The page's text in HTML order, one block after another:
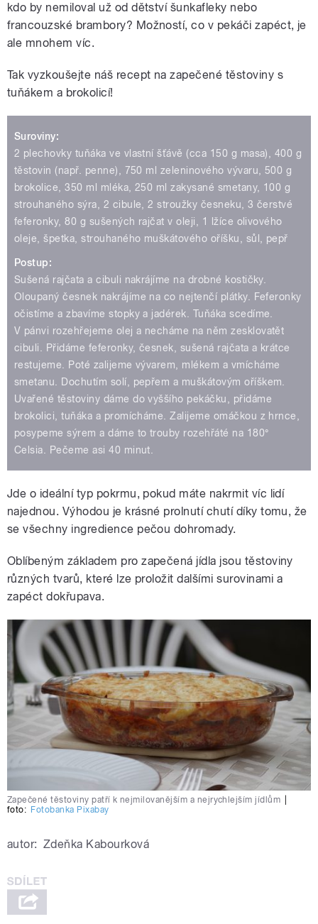
kdo by nemiloval už od dětství šunkafleky nebo
francouzské brambory? Možností, co v pekáči zapéct, je
ale mnohem víc.
Tak vyzkoušejte náš recept na zapečené těstoviny s
tuňákem a brokolicí!
Suroviny:
2 plechovky tuňáka ve vlastní šťávě (cca 150 g masa), 400 g
těstovin (např. penne), 750 ml zeleninového vývaru, 500 g
brokolice, 350 ml mléka, 250 ml zakysané smetany, 100 g
strouhaného sýra, 2 cibule, 2 stroužky česneku, 3 čerstvé
feferonky, 80 g sušených rajčat v oleji, 1 lžíce olivového
oleje, špetka, strouhaného muškátového oříšku, sůl, pepř
Postup:
Sušená rajčata a cibuli nakrájíme na drobné kostičky.
Oloupaný česnek nakrájíme na co nejtenčí plátky. Feferonky
očistíme a zbavíme stopky a jadérek. Tuňáka scedíme.
V pánvi rozehřejeme olej a necháme na něm zesklovatět
cibuli. Přidáme feferonky, česnek, sušená rajčata a krátce
restujeme. Poté zalijeme vývarem, mlékem a vmícháme
smetanu. Dochutím solí, pepřem a muškátovým oříškem.
Uvařené těstoviny dáme do vyššího pekáčku, přidáme
brokolici, tuňáka a promícháme. Zalijeme omáčkou z hrnce,
posypeme sýrem a dáme to trouby rozehřáté na 180°
Celsia. Pečeme asi 40 minut.
Jde o ideální typ pokrmu, pokud máte nakrmit víc lidí
najednou. Výhodou je krásné prolnutí chutí díky tomu, že
se všechny ingredience pečou dohromady.
Oblíbeným základem pro zapečená jídla jsou těstoviny
různých tvarů, které lze proložit dalšími surovinami a
zapéct dokřupava.
Zapečené těstoviny patří k nejmilovanějším a nejrychlejším jídlům
foto: Fotobanka Pixabay
autor: Zdeňka Kabourková